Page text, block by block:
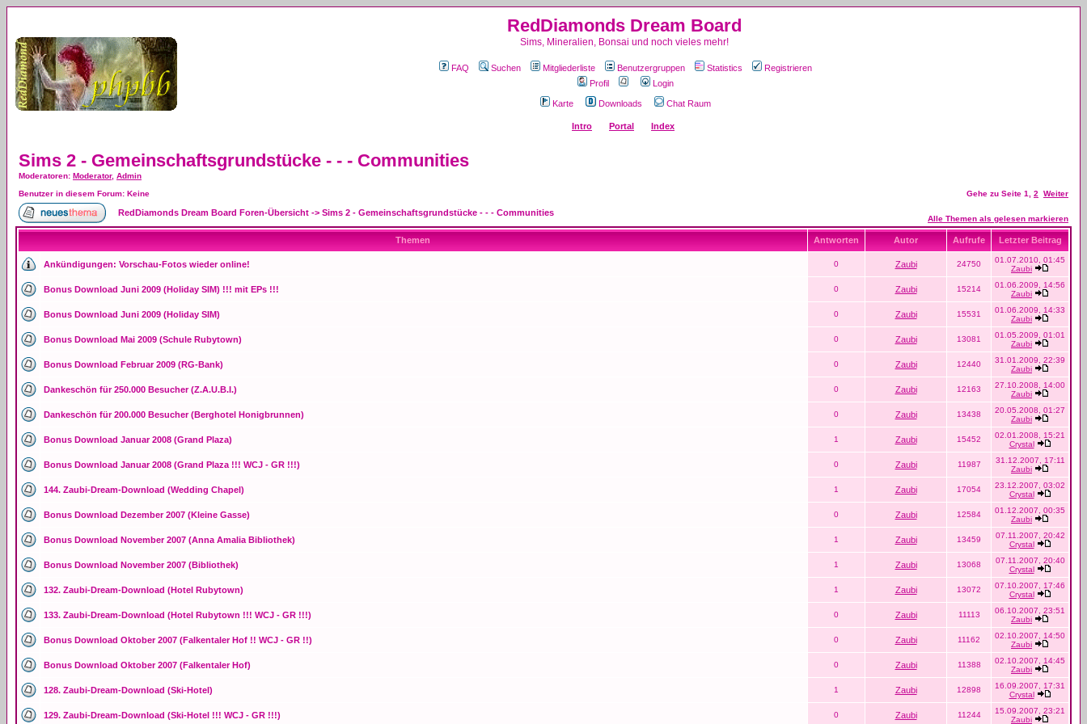
RedDiamonds Dream Board
Sims, Mineralien, Bonsai und noch vieles mehr!
FAQ Suchen Mitgliederliste Benutzergruppen Statistics
Registrieren
Profil
Login
Karte Downloads Chat Raum
Intro Portal Index
Sims 2 - Gemeinschaftsgrundstücke - - - Communities
Moderatoren: Moderator, Admin
Benutzer in diesem Forum: Keine
Gehe zu Seite 1 2 Weiter
RedDiamonds Dream Board Foren-Übersicht -> Sims 2 - Gemeinschaftsgrundstücke - - - Communities
Alle Themen als gelesen markieren
Themen Antworten Autor Aufrufe Letzter Beitrag
Ankündigungen: Vorschau-Fotos wieder online! 0 Zaubi 24750
01.07.2010, 01:45
Zaubi
Bonus Download Juni 2009 (Holiday SIM) !!! mit EPs !!! 0 Zaubi 15214
01.06.2009, 14:56
Zaubi
Bonus Download Juni 2009 (Holiday SIM) 0 Zaubi 15531
01.06.2009, 14:33
Zaubi
Bonus Download Mai 2009 (Schule Rubytown) 0 Zaubi 13081
01.05.2009, 01:01
Zaubi
Bonus Download Februar 2009 (RG-Bank) 0 Zaubi 12440
31.01.2009, 22:39
Zaubi
Dankeschön für 250.000 Besucher (Z.A.U.B.I.) 0 Zaubi 12163
27.10.2008, 14:00
Zaubi
Dankeschön für 200.000 Besucher (Berghotel Honigbrunnen) 0 Zaubi 13438
20.05.2008, 01:27
Zaubi
Bonus Download Januar 2008 (Grand Plaza) 1 Zaubi 15452
02.01.2008, 15:21
Crystal
Bonus Download Januar 2008 (Grand Plaza !!! WCJ - GR !!!) 0 Zaubi 11987
31.12.2007, 17:11
Zaubi
144. Zaubi-Dream-Download (Wedding Chapel) 1 Zaubi 17054
23.12.2007, 03:02
Crystal
Bonus Download Dezember 2007 (Kleine Gasse) 0 Zaubi 12584
01.12.2007, 00:35
Zaubi
Bonus Download November 2007 (Anna Amalia Bibliothek) 1 Zaubi 13459
07.11.2007, 20:42
Crystal
Bonus Download November 2007 (Bibliothek) 1 Zaubi 13068
07.11.2007, 20:40
Crystal
132. Zaubi-Dream-Download (Hotel Rubytown) 1 Zaubi 13072
07.10.2007, 17:46
Crystal
133. Zaubi-Dream-Download (Hotel Rubytown !!! WCJ - GR !!!) 0 Zaubi 11113
06.10.2007, 23:51
Zaubi
Bonus Download Oktober 2007 (Falkentaler Hof !! WCJ - GR !!) 0 Zaubi 11162
02.10.2007, 14:50
Zaubi
Bonus Download Oktober 2007 (Falkentaler Hof) 0 Zaubi 11388
02.10.2007, 14:45
Zaubi
128. Zaubi-Dream-Download (Ski-Hotel) 1 Zaubi 12898
16.09.2007, 17:31
Crystal
129. Zaubi-Dream-Download (Ski-Hotel !!! WCJ - GR !!!) 0 Zaubi 11244
15.09.2007, 23:21
Zaubi